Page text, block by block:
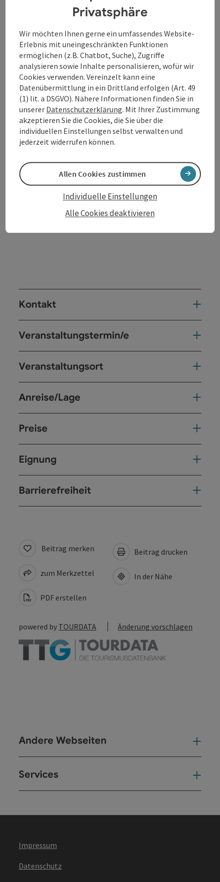
Ignatiuskirche - Alter Dom statt!)
27. Februar 2027, 19:30 Uhr
Ensemble Tamuz - Le romantisme francaise
Streichquintette von George Onslow und Ambroise
Thomas
29. Mai 2027, 19:30 Uhr
ensemble freymut
The Future of the Past - Hommage à Sara Levy
19. Juni 2027, 19:30 Uhr
BRISK - New Generation
Wettbewerbes für Alte Musik der Anton Bruckner
Privatuniversität
Kontakt
Veranstaltungstermin/e
Veranstaltungsort
Anreise/Lage
Preise
Eignung
Barrierefreiheit
Beitrag merken
zum Merkzettel
PDF erstellen
Beitrag drucken
In der Nähe
powered by TOURDATA Änderung vorschlagen
Andere Webseiten
Services
Impressum
Datenschutz
Privatsphäre
Wir möchten Ihnen gerne ein umfassendes Website-
Erlebnis mit uneingeschränkten Funktionen
ermöglichen (z.B. Chatbot, Suche), Zugriffe
analysieren sowie Inhalte personalisieren, wofür wir
Cookies verwenden. Vereinzelt kann eine
Datenübermittlung in ein Drittland erfolgen (Art. 49
(1) lit. a DSGVO). Nähere Informationen finden Sie in
unserer Datenschutzerklärung. Mit Ihrer Zustimmung
akzeptieren Sie die Cookies, die Sie über die
individuellen Einstellungen selbst verwalten und
jederzeit widerrufen können.
Alle Cookies deaktivieren
Individuelle Einstellungen
Allen Cookies zustimmen